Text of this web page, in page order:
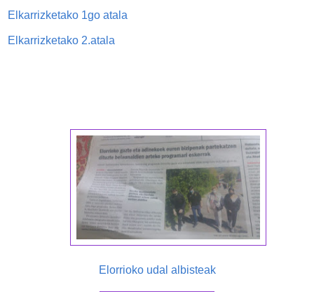
Elkarrizketako 1go atala
Elkarrizketako 2.atala
Elorrioko udal albisteak